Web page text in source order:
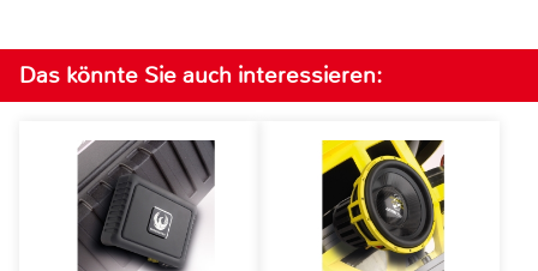
Das könnte Sie auch interessieren: